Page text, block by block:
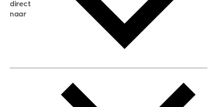
huis kopen
aankoopadvies
verkoopadvies
direct
naar
hypotheek berekenen